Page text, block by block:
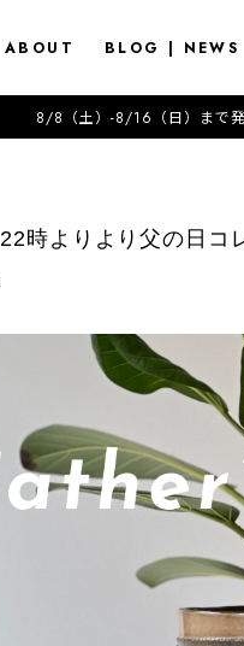
ABOUT BLOG | NEWS
-8/16（日）まで発送業務はお
時よりより父の日コ